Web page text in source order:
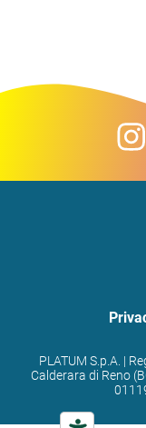
PLATUM S.p.A. |
Calderara di Reno